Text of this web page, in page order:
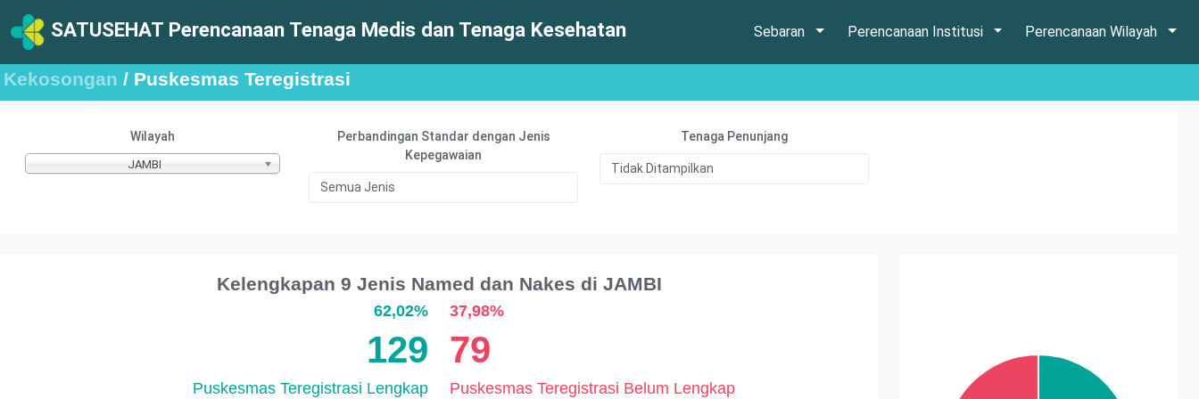
SATUSEHAT Perencanaan Tenaga Medis dan Tenaga Kesehatan Sebaran Perencanaan Institusi Perencanaan Wilayah
Kekosongan / Puskesmas Teregistrasi
Wilayah
JAMBI
Perbandingan Standar dengan Jenis
Kepegawaian
Tenaga Penunjang
Kelengkapan 9 Jenis Named dan Nakes di JAMBI
62,02%
129
Puskesmas Teregistrasi Lengkap
37,98%
79
Puskesmas Teregistrasi Belum Lengkap